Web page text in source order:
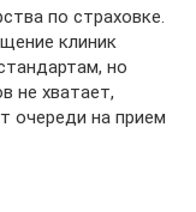
по страховке.
клиник
но
не хватает,
очереди на прием